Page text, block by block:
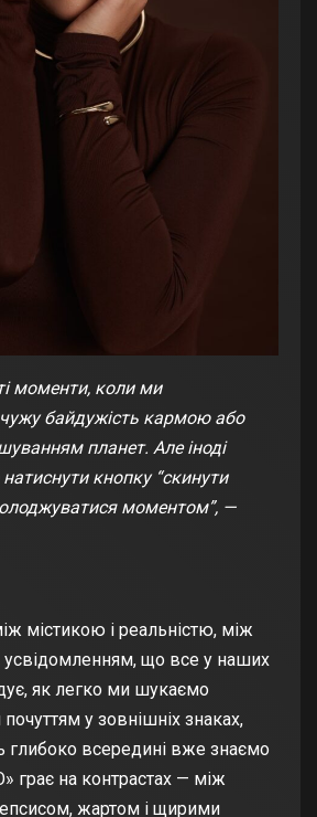
моменти, коли ми
байдужість кармою або
планет. Але іноді
кнопку “скинути
моментом”, —
містикою і реальністю, між
що все у наших
як легко ми шукаємо
у зовнішніх знаках,
глибоко всередині вже знаємо
грає на контрастах — між
жартом і щирими